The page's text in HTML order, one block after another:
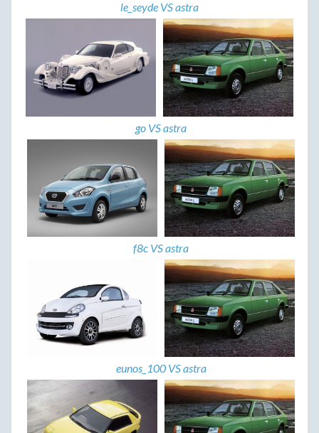
le_seyde VS astra
go VS astra
f8c VS astra
eunos_100 VS astra